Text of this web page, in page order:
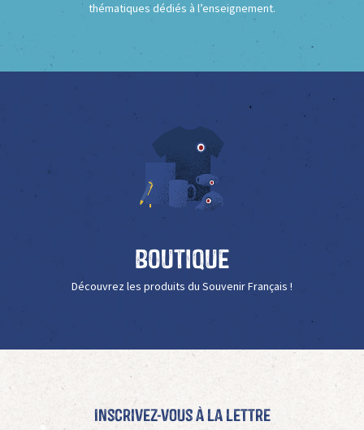
thématiques dédiés à l’enseignement.
Boutique
Découvrez les produits du Souvenir Français !
Inscrivez-vous à La Lettre